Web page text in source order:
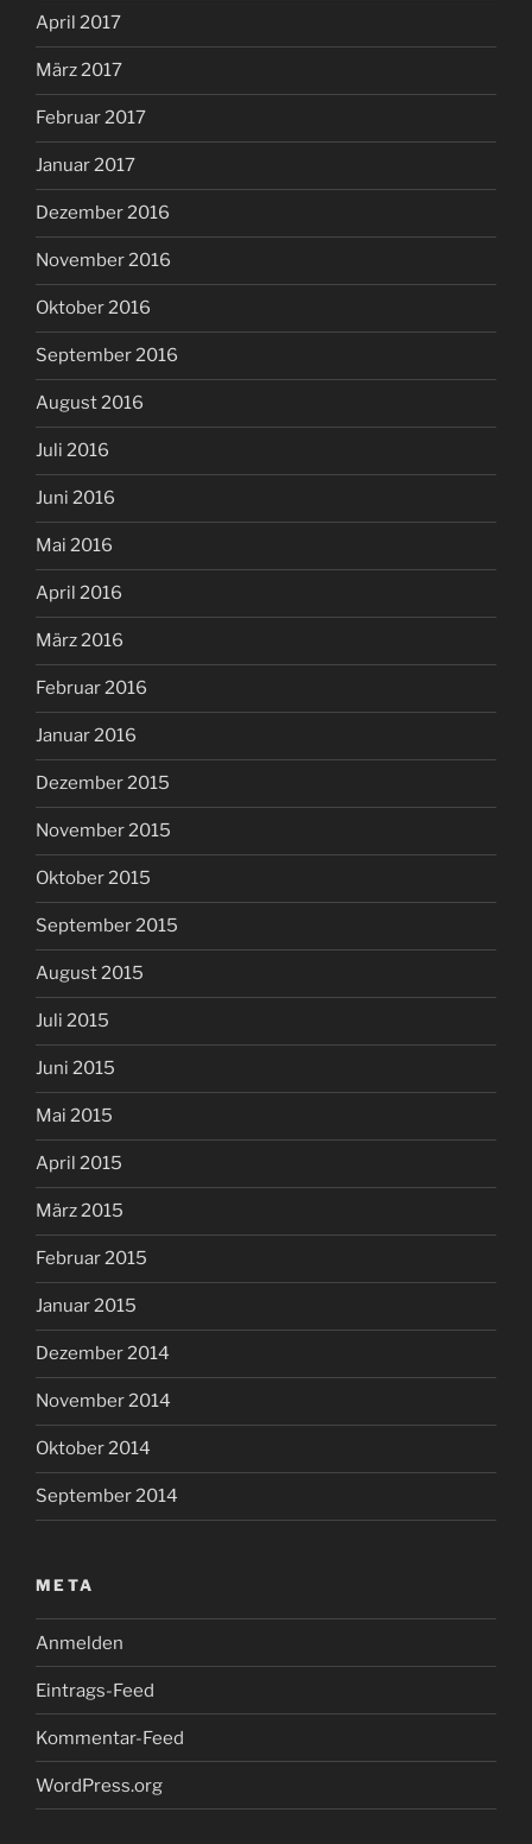
April 2017
März 2017
Februar 2017
Januar 2017
Dezember 2016
November 2016
Oktober 2016
September 2016
August 2016
Juli 2016
Juni 2016
Mai 2016
April 2016
März 2016
Februar 2016
Januar 2016
Dezember 2015
November 2015
Oktober 2015
September 2015
August 2015
Juli 2015
Juni 2015
Mai 2015
April 2015
März 2015
Februar 2015
Januar 2015
Dezember 2014
November 2014
Oktober 2014
September 2014
META
Anmelden
Eintrags-Feed
Kommentar-Feed
WordPress.org